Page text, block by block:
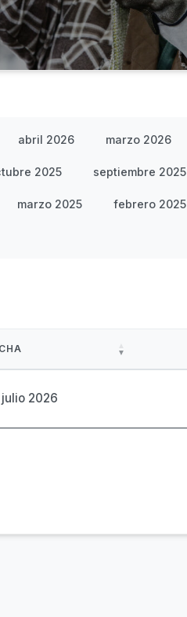
abril 2026 marzo 2026
2025 septiembre 2025
marzo 2025 febrero 2025
julio 2026